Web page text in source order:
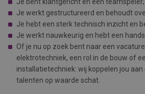
Je werkt gestructureerd en behoudt
Je hebt een sterk technisch inzicht en
Je werkt nauwkeurig en hebt een
Of je nu op zoek bent naar een
elektrotechniek, een rol in de bouw of
installatietechniek: wij koppelen jou
talenten op waarde schat.